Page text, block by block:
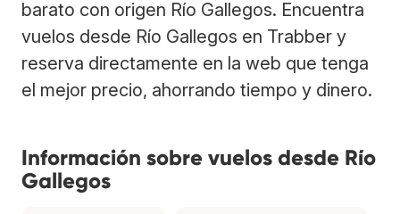
barato con origen Río Gallegos. Encuentra
vuelos desde Río Gallegos en Trabber y
reserva directamente en la web que tenga
el mejor precio, ahorrando tiempo y dinero.
Información sobre vuelos desde Río
Gallegos